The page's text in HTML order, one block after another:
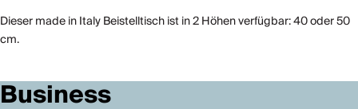
Dieser made in Italy Beistelltisch ist in 2 Höhen verfügbar: 40 oder 50
cm.
Business